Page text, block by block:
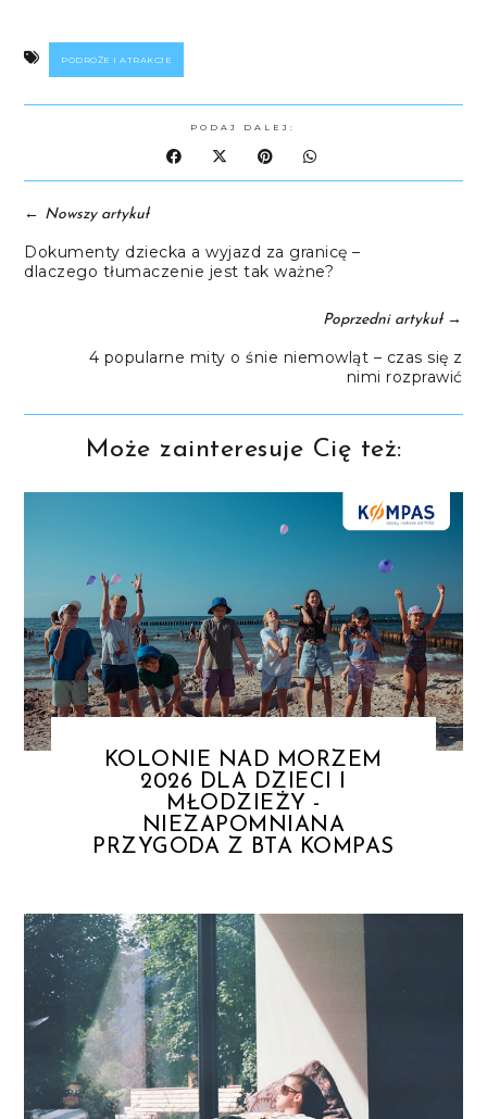
PODRÓŻE I ATRAKCJE
PODAJ DALEJ:
← Nowszy artykuł
Dokumenty dziecka a wyjazd za granicę –
dlaczego tłumaczenie jest tak ważne?
Poprzedni artykuł→
4 popularne mity o śnie niemowląt – czas się z
nimi rozprawić
Może zainteresuje Cię też:
KOLONIE NAD MORZEM
2026 DLA DZIECI I
MŁODZIEŻY -
NIEZAPOMNIANA
PRZYGODA Z BTA KOMPAS